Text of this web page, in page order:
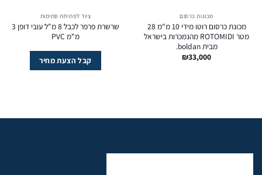
מכונות כרסום
מכונת כרסום רוטו מידי 10 מ"מ 28
מטר ROTOMIDI מהנמכרות בישראל
מבית boldan.
₪33,000
ציוד לפתיחת סתימות
שרשרת פרפר לכבל 8 מ"ל עובי דופן 3
מ"מ PVC
קבל הצעת מחיר